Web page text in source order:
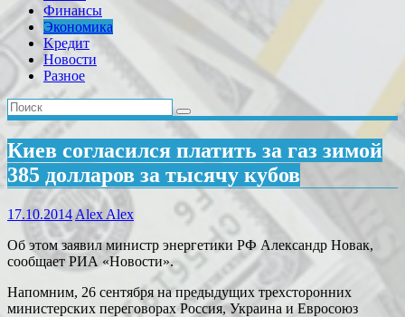
Финансы
Экономика
Kредит
Новости
Разное
Киев согласился платить за газ зимой
385 долларов за тысячу кубов
17.10.2014 Alex Alex
Об этом заявил министр энергетики РФ Александр Новак,
сообщает РИА «Новости».
Напомним, 26 сентября на предыдущих трехсторонних
министерских переговорах Россия, Украина и Евросоюз